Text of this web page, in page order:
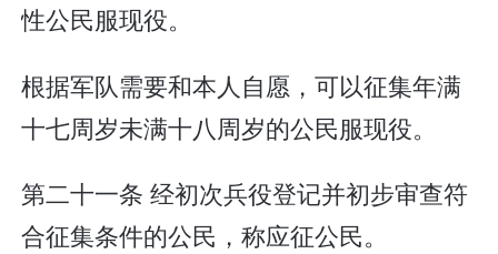
性公民服现役。
根据军队需要和本人自愿，可以征集年满
十七周岁未满十八周岁的公民服现役。
第二十一条 经初次兵役登记并初步审查符
合征集条件的公民，称应征公民。